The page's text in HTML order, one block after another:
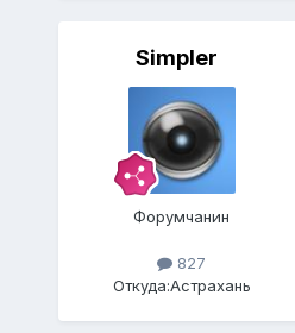
Simpler
Форумчанин
827
Откуда:Астрахань